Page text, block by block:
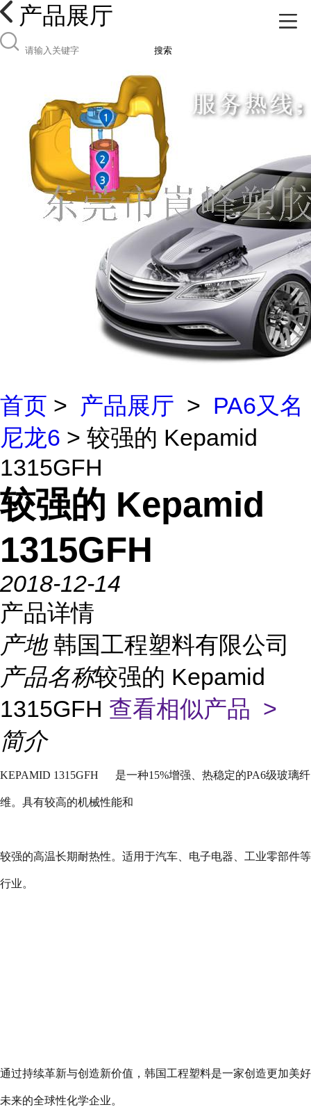
产品展厅
搜索
首页 > 产品展厅 > PA6又名
尼龙6 > 较强的 Kepamid
1315GFH
较强的 Kepamid
1315GFH
2018-12-14
产品详情
产地 韩国工程塑料有限公司
产品名称较强的 Kepamid
1315GFH 查看相似产品 >
简介
KEPAMID 1315GFH 是一种15%增强、热稳定的PA6级玻璃纤
维。具有较高的机械性能和
较强的高温长期耐热性。适用于汽车、电子电器、工业零部件等
行业。
通过持续革新与创造新价值，韩国工程塑料是一家创造更加美好
未来的全球性化学企业。